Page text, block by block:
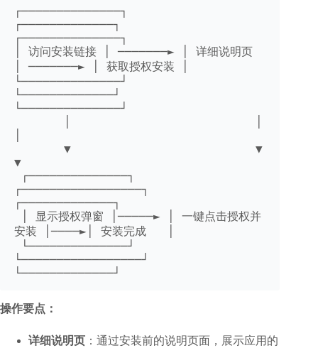
┌──────────────┐
┌─────────────┐
┌──────────────┐
│ 访问安装链接 │ ───────► │ 详细说明页
│ ───────► │ 获取授权安装 │
└──────────────┘
└─────────────┘
└──────────────┘
▼
┌─────────────────┐
┌─────────────┐
安装 │────►│ 安装完成   │
└─────────────────┘
└─────────────┘
操作要点：
详细说明页 ：通过安装前的说明页面，展示应用的